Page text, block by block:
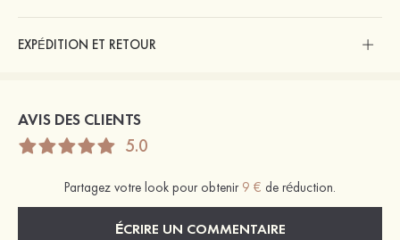
EXPÉDITION ET RETOUR
AVIS DES CLIENTS
5.0
Partagez votre look pour obtenir 9 € de réduction.
ÉCRIRE UN COMMENTAIRE